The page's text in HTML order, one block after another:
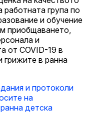
група по
и обучение
приобщаването,
и
от COVID-19 в
грижите в ранна
и протоколи
на
детска